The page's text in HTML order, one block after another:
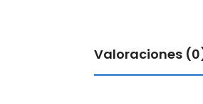
Valoraciones